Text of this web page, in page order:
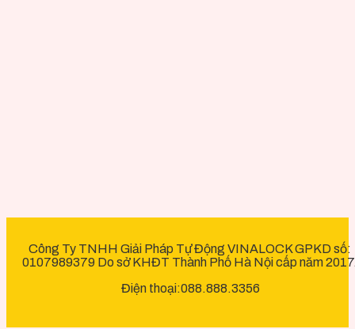
Công Ty TNHH Giải Pháp Tự Động VINALOCK GPKD số:
0107989379 Do sở KHĐT Thành Phố Hà Nội cấp năm
Điện thoại:088.888.3356